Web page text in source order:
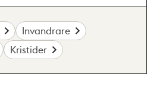
Invandrare
Kristider